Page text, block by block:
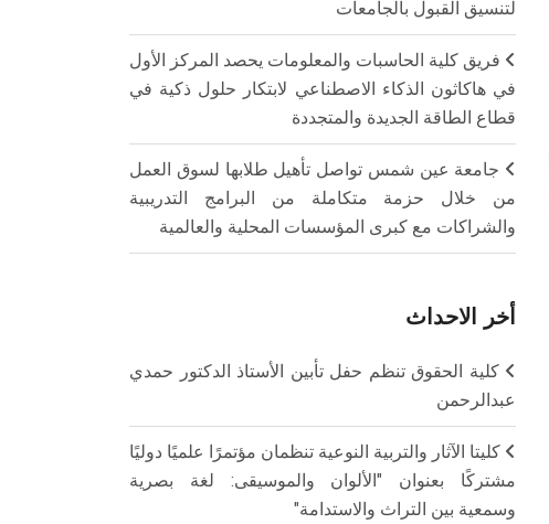
لتنسيق القبول بالجامعات
فريق كلية الحاسبات والمعلومات يحصد المركز الأول
في هاكاثون الذكاء الاصطناعي لابتكار حلول ذكية في
قطاع الطاقة الجديدة والمتجددة
جامعة عين شمس تواصل تأهيل طلابها لسوق العمل
من خلال حزمة متكاملة من البرامج التدريبية
والشراكات مع كبرى المؤسسات المحلية والعالمية
أخر الاحداث
كلية الحقوق تنظم حفل تأبين الأستاذ الدكتور حمدي
عبدالرحمن
كليتا الآثار والتربية النوعية تنظمان مؤتمرًا علميًا دوليًا
مشتركًا بعنوان "الألوان والموسيقى: لغة بصرية
وسمعية بين التراث والاستدامة"